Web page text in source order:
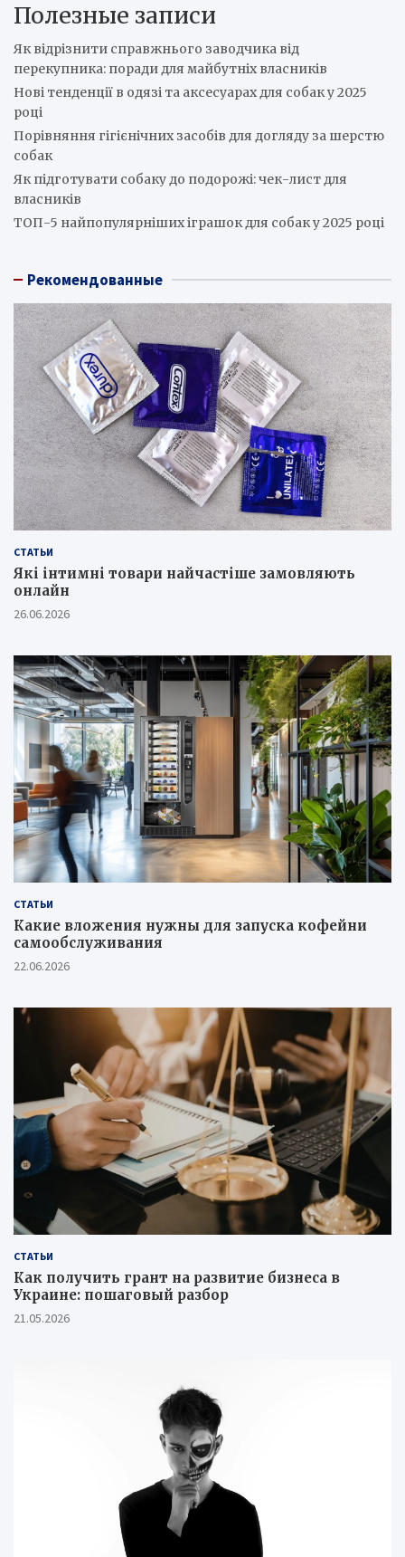
Полезные записи
Як відрізнити справжнього заводчика від
перекупника: поради для майбутніх власників
Нові тенденції в одязі та аксесуарах для собак у 2025
році
Порівняння гігієнічних засобів для догляду за шерстю
собак
Як підготувати собаку до подорожі: чек-лист для
власників
ТОП-5 найпопулярніших іграшок для собак у 2025 році
Рекомендованные
СТАТЬИ
Які інтимні товари найчастіше замовляють
онлайн
26.06.2026
СТАТЬИ
Какие вложения нужны для запуска кофейни
самообслуживания
22.06.2026
СТАТЬИ
Как получить грант на развитие бизнеса в
Украине: пошаговый разбор
21.05.2026